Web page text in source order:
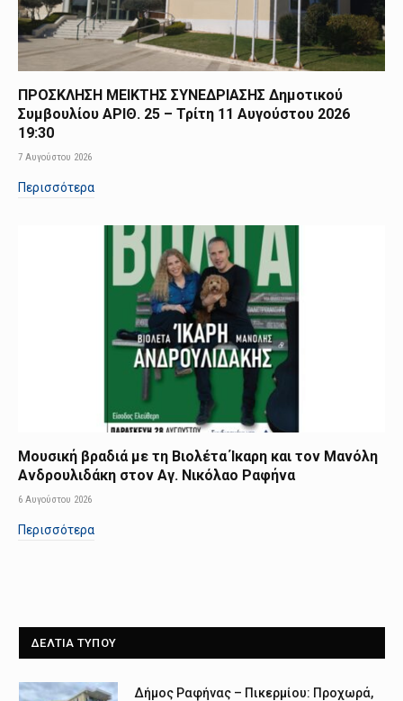
ΠΡΟΣΚΛΗΣΗ ΜΕΙΚΤΗΣ ΣΥΝΕΔΡΙΑΣΗΣ Δημοτικού
Συμβουλίου ΑΡΙΘ. 25 – Τρίτη 11 Αυγούστου 2026
19:30
7 Αυγούστου 2026
Περισσότερα
Μουσική βραδιά με τη Βιολέτα Ίκαρη και τον Μανόλη
Ανδρουλιδάκη στον Αγ. Νικόλαο Ραφήνα
6 Αυγούστου 2026
Περισσότερα
ΔΕΛΤΙΑ ΤΥΠΟΥ
Δήμος Ραφήνας – Πικερμίου: Προχωρά,